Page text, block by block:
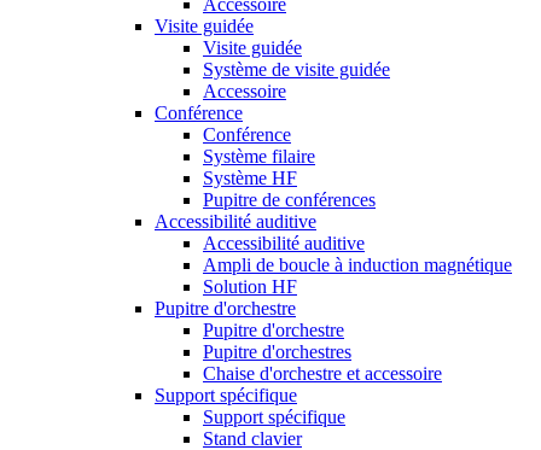
Accessoire
Visite guidée
Visite guidée
Système de visite guidée
Accessoire
Conférence
Conférence
Système filaire
Système HF
Pupitre de conférences
Accessibilité auditive
Accessibilité auditive
Ampli de boucle à induction magnétique
Solution HF
Pupitre d'orchestre
Pupitre d'orchestre
Pupitre d'orchestres
Chaise d'orchestre et accessoire
Support spécifique
Support spécifique
Stand clavier